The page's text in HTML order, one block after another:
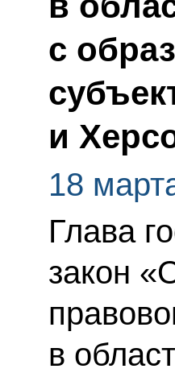
с
и
18
Глава
закон
в